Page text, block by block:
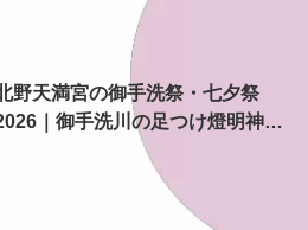
わおたべキャラメル」も、8月13
野天満宮の御手洗祭・七夕祭
｜御手洗川の足つけ燈明神事